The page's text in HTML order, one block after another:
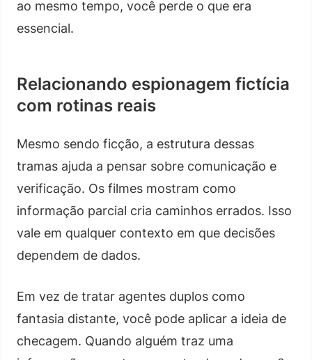
ao mesmo tempo, você perde o que era
essencial.
Relacionando espionagem fictícia
com rotinas reais
Mesmo sendo ficção, a estrutura dessas
tramas ajuda a pensar sobre comunicação e
verificação. Os filmes mostram como
informação parcial cria caminhos errados. Isso
vale em qualquer contexto em que decisões
dependem de dados.
Em vez de tratar agentes duplos como
fantasia distante, você pode aplicar a ideia de
checagem. Quando alguém traz uma